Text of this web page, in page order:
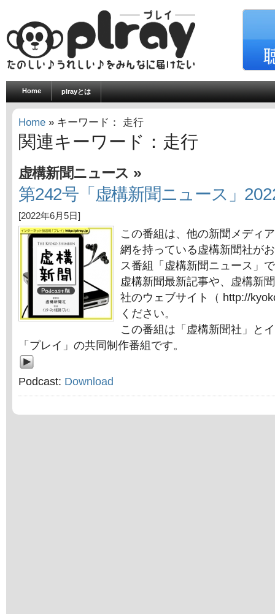
Home plrayとは
Home » キーワード： 走行
関連キーワード：走行
虚構新聞ニュース »
第242号「虚構新聞ニュース」
[2022年6月5日]
この番組は、他の新聞メディ
網を持っている虚構新聞社が
ス番組「虚構新聞ニュース」
虚構新聞最新記事や、虚構新
社のウェブサイト（ http://
ください。
この番組は「虚構新聞社」と
「プレイ」の共同制作番組です。
Podcast: Download